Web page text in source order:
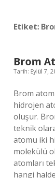
Etiket:
Brom
Tarih: Eylül 7,
Brom
hidrojen
oluşur.
teknik
atomu iki
molekülü
atomları
hangi